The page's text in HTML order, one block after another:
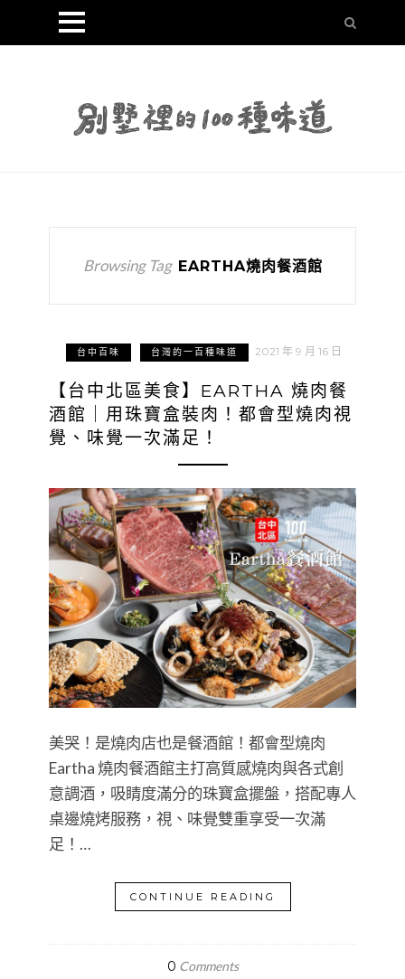
Browsing Tag EARTHA燒肉餐酒館
台中百味 台灣的一百種味道 2021 年 9 月 16 日
【台中北區美食】EARTHA 燒肉餐
酒館｜用珠寶盒裝肉！都會型燒肉視
覺、味覺一次滿足！
美哭！是燒肉店也是餐酒館！都會型燒肉
Eartha 燒肉餐酒館主打高質感燒肉與各式創
意調酒，吸睛度滿分的珠寶盒擺盤，搭配專人
桌邊燒烤服務，視、味覺雙重享受一次滿
足！…
CONTINUE READING
0 Comments